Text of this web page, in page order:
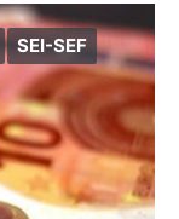
SEI-SEF